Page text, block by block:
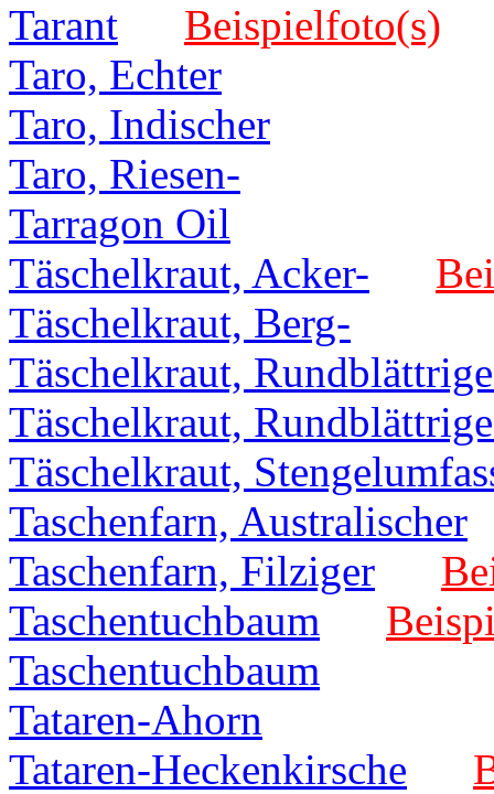
Tarant
Beispielfoto(s)
Taro, Echter
Taro, Indischer
Taro, Riesen-
Tarragon Oil
Täschelkraut, Acker-
Täschelkraut, Berg-
Täschelkraut,
Täschelkraut,
Täschelkraut,
Taschenfarn, Australischer
Taschenfarn, Filziger
Taschentuchbaum
Taschentuchbaum
Tataren-Ahorn
Tataren-Heckenkirsche